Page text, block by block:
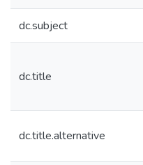
dc.subject
dc.title
dc.title.alternative